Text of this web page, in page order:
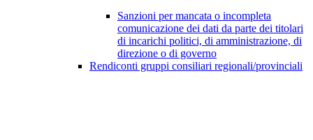
Sanzioni per mancata o incompleta
comunicazione dei dati da parte dei titolari
di incarichi politici, di amministrazione, di
direzione o di governo
Rendiconti gruppi consiliari regionali/provinciali